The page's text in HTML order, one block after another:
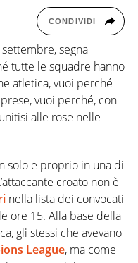
CONDIVIDI
segna
tutte le squadre hanno
atletica, vuoi perché
vuoi perché, con
alle rose nelle
solo e proprio in una di
croato non è
nella lista dei convocati
ore 15. Alla base della
gli stessi che avevano
League, ma come